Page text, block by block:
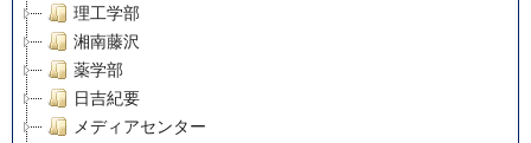
理工学部
湘南藤沢
薬学部
日吉紀要
メディアセンター